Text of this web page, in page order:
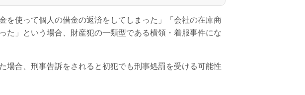
を使って個人の借金の返済をしてしまった」「会社の在庫商
た」という場合、財産犯の一類型である横領・着服事件にな
場合、刑事告訴をされると初犯でも刑事処罰を受ける可能性